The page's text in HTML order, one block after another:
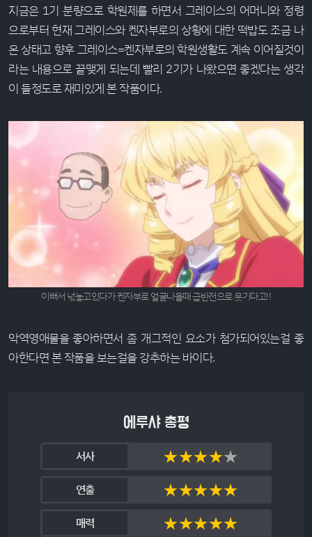
지금은 1기 분량으로 학원제를 하면서 그레이스의 어머니와 정령
으로부터 현재 그레이스와 켄자부로의 상황에 대한 떡밥도 조금 나
온 상태고 향후 그레이스=켄자부로의 학원생활도 계속 이어질것이
라는 내용으로 끝맺게 되는데 빨리 2기가 나왔으면 좋겠다는 생각
이 들정도로 재미있게 본 작품이다.
이뻐서 넋놓고있다가 켄자부로 얼굴나올때 급반전으로 웃기다고!!
악역영애물을 좋아하면서 좀 개그적인 요소가 첨가되어있는걸 좋
아한다면 본 작품을 보는걸을 강추하는 바이다.
에루샤 총평
서사 ★★★★★
연출 ★★★★★
매력 ★★★★★